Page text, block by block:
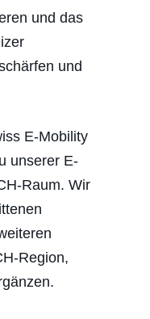
und das
und
E-Mobility
unserer E-
Raum. Wir
Region,